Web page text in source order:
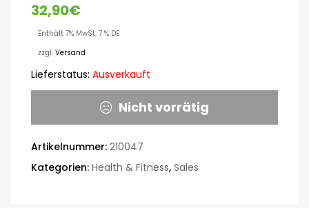
32,90€
Enthält 7% MwSt. 7 % DE
zzgl. Versand
Lieferstatus: Ausverkauft
Nicht vorrätig
Artikelnummer: 210047
Kategorien: Health & Fitness, Sales